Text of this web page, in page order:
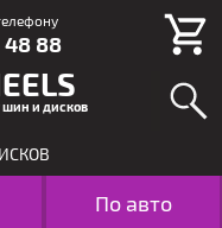
и дисков
По авто
48 88